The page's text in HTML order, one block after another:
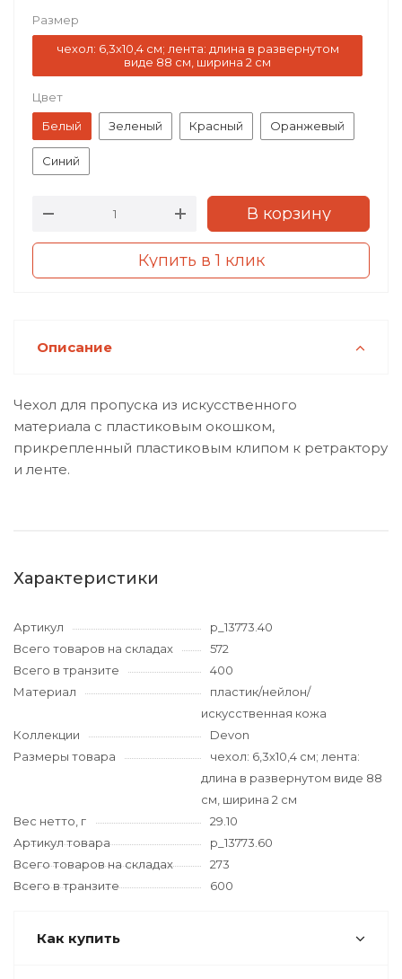
Размер
чехол: 6,3х10,4 см; лента: длина в развернутом
виде 88 см, ширина 2 см
Цвет
Белый
Зеленый Красный Оранжевый
Синий
В корзину
Купить в 1 клик
Описание
Чехол для пропуска из искусственного
материала с пластиковым окошком,
прикрепленный пластиковым клипом к ретрактору
и ленте.
Характеристики
Артикул
p_13773.40
Всего товаров на складах
572
Всего в транзите
400
Материал
пластик/нейлон/
искусственная кожа
Коллекции
Devon
Размеры товара
чехол: 6,3х10,4 см; лента:
длина в развернутом виде 88
см, ширина 2 см
Вес нетто, г
29.10
Артикул товара
p_13773.60
Всего товаров на складах
273
Всего в транзите
600
Как купить